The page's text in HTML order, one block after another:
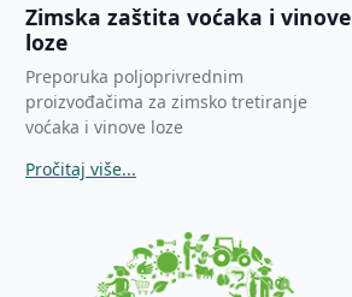
Zimska zaštita voćaka i vinove
loze
Preporuka poljoprivrednim
proizvođačima za zimsko tretiranje
voćaka i vinove loze
Pročitaj više...